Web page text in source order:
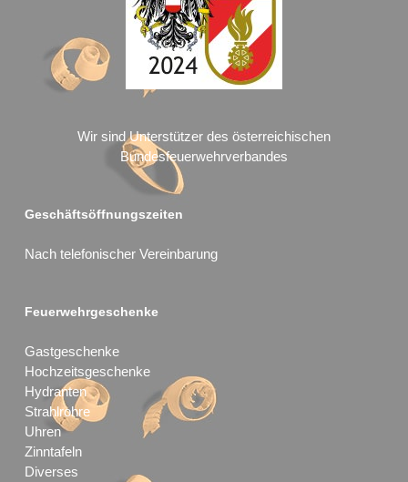
Wir sind Unterstützer des österreichischen
Bundesfeuerwehrverbandes
Geschäftsöffnungszeiten
Nach telefonischer Vereinbarung
Feuerwehrgeschenke
Gastgeschenke
Hochzeitsgeschenke
Hydranten
Strahlrohre
Uhren
Zinntafeln
Diverses